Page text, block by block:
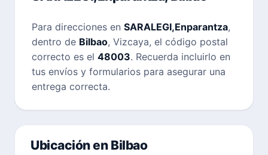
Para direcciones en SARALEGI,Enparantza,
dentro de Bilbao, Vizcaya, el código postal
correcto es el 48003. Recuerda incluirlo en
tus envíos y formularios para asegurar una
entrega correcta.
Ubicación en Bilbao